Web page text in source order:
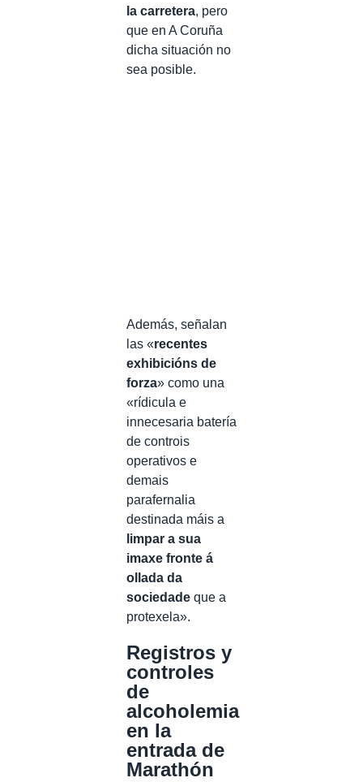
la carretera, pero
que en A Coruña
dicha situación no
sea posible.
Además, señalan
las «recentes
exhibicións de
forza» como una
«rídicula e
innecesaria batería
de controis
operativos e
demais
parafernalia
destinada máis a
limpar a sua
imaxe fronte á
ollada da
sociedade que a
protexela».
Registros y
controles
de
alcoholemia
en la
entrada de
Marathón